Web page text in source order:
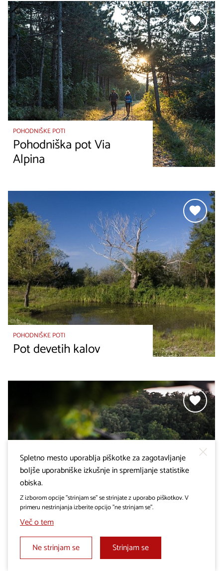
POHODNIŠKE POTI
Pohodniška pot Via
Alpina
POHODNIŠKE POTI
Pot devetih kalov
KOLESARSKE POTI
Pot kamna Krasa in
Brkinov
Spletno mesto uporablja piškotke za zagotavljanje
boljše uporabniške izkušnje in spremljanje statistike
obiska.
Z izborom opcije "strinjam se" se strinjate z uporabo piškotkov. V
primeru nestrinjanja izberite opcijo "ne strinjam se".
Več o tem
Ne strinjam se
Strinjam se